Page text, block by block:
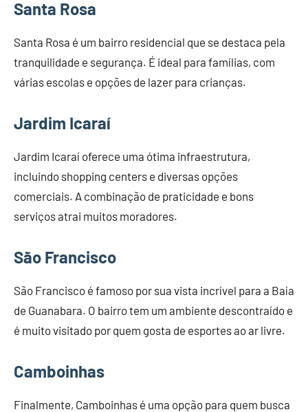
Santa Rosa
Santa Rosa é um bairro residencial que se destaca pela
tranquilidade e segurança. É ideal para famílias, com
várias escolas e opções de lazer para crianças.
Jardim Icaraí
Jardim Icaraí oferece uma ótima infraestrutura,
incluindo shopping centers e diversas opções
comerciais. A combinação de praticidade e bons
serviços atrai muitos moradores.
São Francisco
São Francisco é famoso por sua vista incrível para a Baía
de Guanabara. O bairro tem um ambiente descontraído e
é muito visitado por quem gosta de esportes ao ar livre.
Camboinhas
Finalmente, Camboinhas é uma opção para quem busca